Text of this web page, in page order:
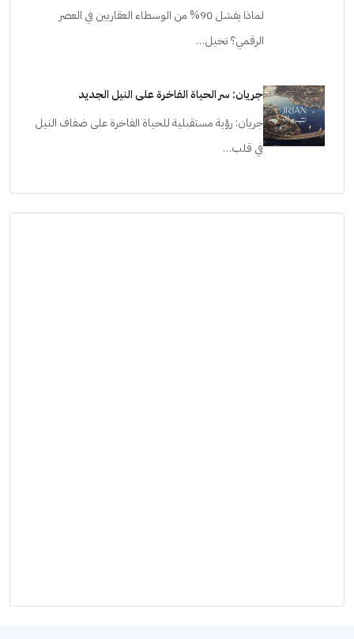
لماذا يفشل 90% من الوسطاء العقاريين في العصر
الرقمي؟ تخيل…
جريان: سر الحياة الفاخرة على النيل الجديد
جريان: رؤية مستقبلية للحياة الفاخرة على ضفاف النيل
في قلب…